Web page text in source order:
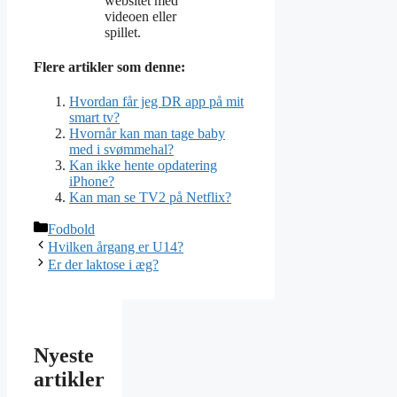
videoen eller
spillet.
Flere artikler som denne:
Hvordan får jeg DR app på mit
smart tv?
Hvornår kan man tage baby
med i svømmehal?
Kan ikke hente opdatering
iPhone?
Kan man se TV2 på Netflix?
Kategorier
Fodbold
Hvilken årgang er U14?
Er der laktose i æg?
Nyeste
artikler